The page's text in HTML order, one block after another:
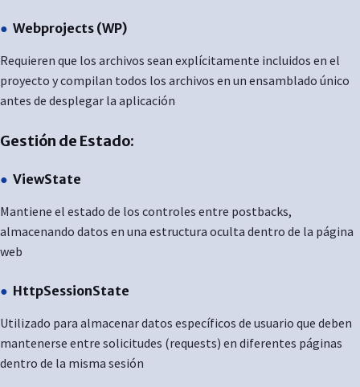
Webprojects (WP)
Requieren que los archivos sean explícitamente incluidos en el
proyecto y compilan todos los archivos en un ensamblado único
antes de desplegar la aplicación
Gestión de Estado:
ViewState
Mantiene el estado de los controles entre postbacks,
almacenando datos en una estructura oculta dentro de la página
web
HttpSessionState
Utilizado para almacenar datos específicos de usuario que deben
mantenerse entre solicitudes (requests) en diferentes páginas
dentro de la misma sesión